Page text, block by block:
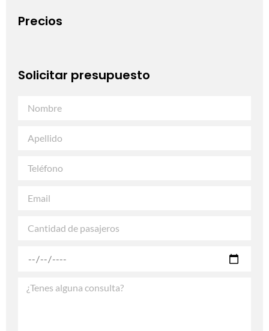
Precios
Solicitar presupuesto